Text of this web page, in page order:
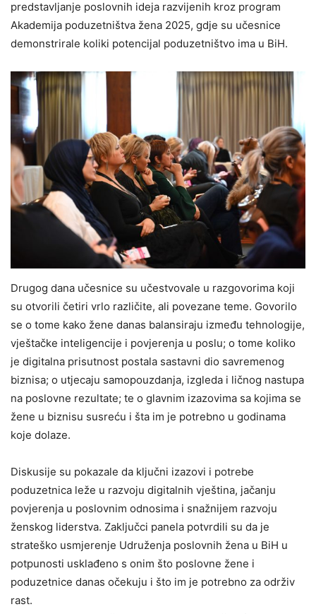
predstavljanje poslovnih ideja razvijenih kroz program
Akademija poduzetništva žena 2025, gdje su učesnice
demonstrirale koliki potencijal poduzetništvo ima u BiH.
Drugog dana učesnice su učestvovale u razgovorima koji
su otvorili četiri vrlo različite, ali povezane teme. Govorilo
se o tome kako žene danas balansiraju između tehnologije,
vještačke inteligencije i povjerenja u poslu; o tome koliko
je digitalna prisutnost postala sastavni dio savremenog
biznisa; o utjecaju samopouzdanja, izgleda i ličnog nastupa
na poslovne rezultate; te o glavnim izazovima sa kojima se
žene u biznisu susreću i šta im je potrebno u godinama
koje dolaze.
Diskusije su pokazale da ključni izazovi i potrebe
poduzetnica leže u razvoju digitalnih vještina, jačanju
povjerenja u poslovnim odnosima i snažnijem razvoju
ženskog liderstva. Zaključci panela potvrdili su da je
strateško usmjerenje Udruženja poslovnih žena u BiH u
potpunosti usklađeno s onim što poslovne žene i
poduzetnice danas očekuju i što im je potrebno za održiv
rast.